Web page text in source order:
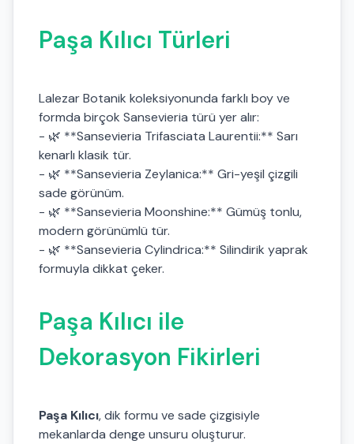
Paşa Kılıcı Türleri
Lalezar Botanik koleksiyonunda farklı boy ve
formda birçok Sansevieria türü yer alır:
- 🌿 **Sansevieria Trifasciata Laurentii:** Sarı
kenarlı klasik tür.
- 🌿 **Sansevieria Zeylanica:** Gri-yeşil çizgili
sade görünüm.
- 🌿 **Sansevieria Moonshine:** Gümüş tonlu,
modern görünümlü tür.
- 🌿 **Sansevieria Cylindrica:** Silindirik yaprak
formuyla dikkat çeker.
Paşa Kılıcı ile
Dekorasyon Fikirleri
Paşa Kılıcı, dik formu ve sade çizgisiyle
mekanlarda denge unsuru oluşturur.